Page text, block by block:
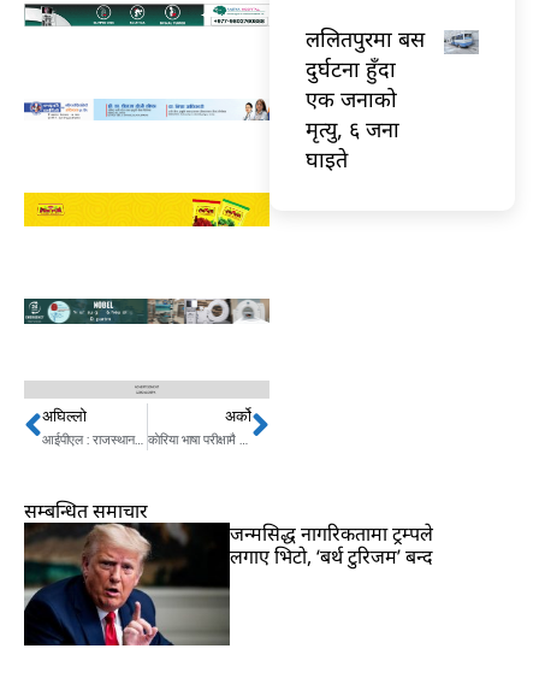
Prev
अघिल्लो
आईपीएल : राजस्थानलाई हराउँदै कोलकाता शीर्षस्थानमा
अर्कोNext
ललितपुरमा बस
दुर्घटना हुँदा
एक जनाको
मृत्यु, ६ जना
घाइते
सम्बन्धित समाचार
जन्मसिद्ध नागरिकतामा ट्रम्पले
लगाए भिटो, ‘बर्थ टुरिजम’ बन्द